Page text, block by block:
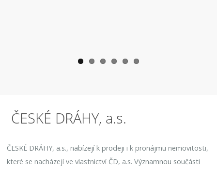
ČESKÉ DRÁHY, a.s.
ČESKÉ DRÁHY, a.s., nabízejí k prodeji i k pronájmu nemovitosti,
které se nacházejí ve vlastnictví ČD, a.s. Významnou součásti